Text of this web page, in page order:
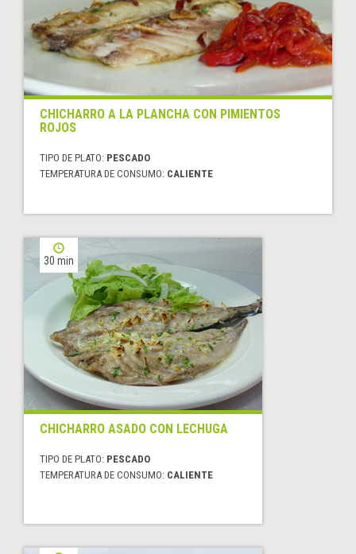
CHICHARRO A LA PLANCHA CON PIMIENTOS
ROJOS
TIPO DE PLATO: PESCADO
TEMPERATURA DE CONSUMO: CALIENTE
30 min
CHICHARRO ASADO CON LECHUGA
TIPO DE PLATO: PESCADO
TEMPERATURA DE CONSUMO: CALIENTE